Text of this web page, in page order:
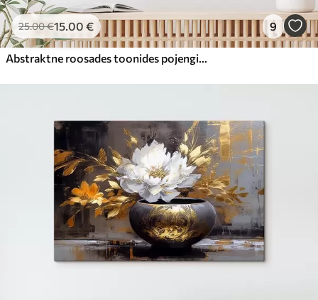
25.00€15.00 € 9
Abstraktne roosades toonides pojengide kimp